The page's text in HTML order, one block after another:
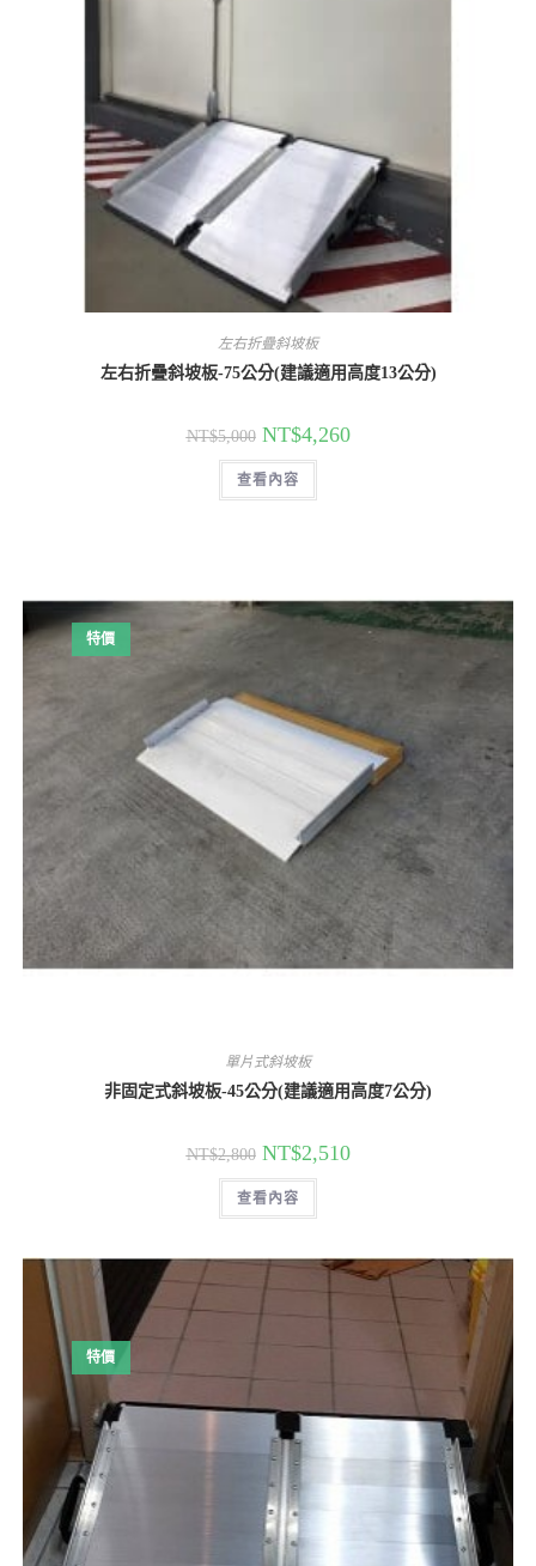
左右折疊斜坡板
左右折疊斜坡板-75公分(建議適用高度13公分)
NT$5,000 原
始
價
格：
NT$5,000。
NT$4,260目
前
查看內容
特價
單片式斜坡板
非固定式斜坡板-45公分(建議適用高度7公分)
NT$2,800 原
始
價
格：
NT$2,800。
NT$2,510目
查看內容
特價